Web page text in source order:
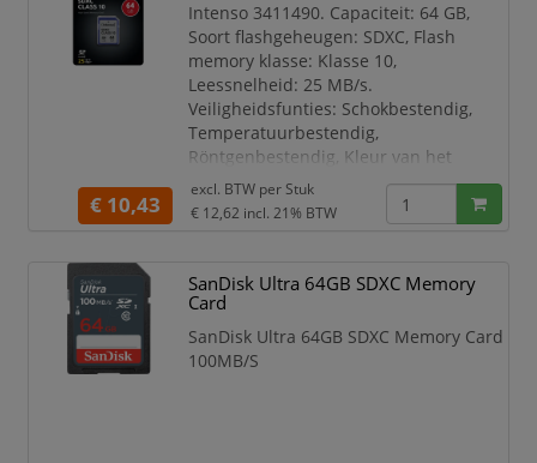
Intenso 3411490. Capaciteit: 64 GB,
Soort flashgeheugen: SDXC, Flash
memory klasse: Klasse 10,
Leessnelheid: 25 MB/s.
Veiligheidsfunties: Schokbestendig,
Temperatuurbestendig,
Röntgenbestendig, Kleur van het
product: Zwart
Capaciteit 64 GB
Leessnelheid 25 MB/s
Kleur van het product Zwart
Veiligheidsfunties
€ 10,43
excl. BTW per Stuk
€ 12,62 incl. 21% BTW
SanDisk Ultra 64GB SDXC Memory
Card
SanDisk Ultra 64GB SDXC Memory Card
100MB/S